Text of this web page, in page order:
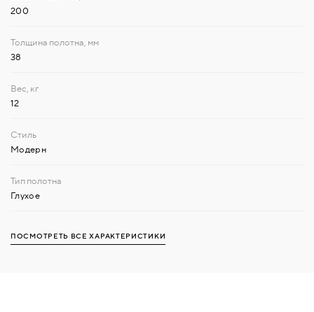
200
38
12
Модерн
Глухое
ПОСМОТРЕТЬ ВСЕ ХАРАКТЕРИСТИКИ